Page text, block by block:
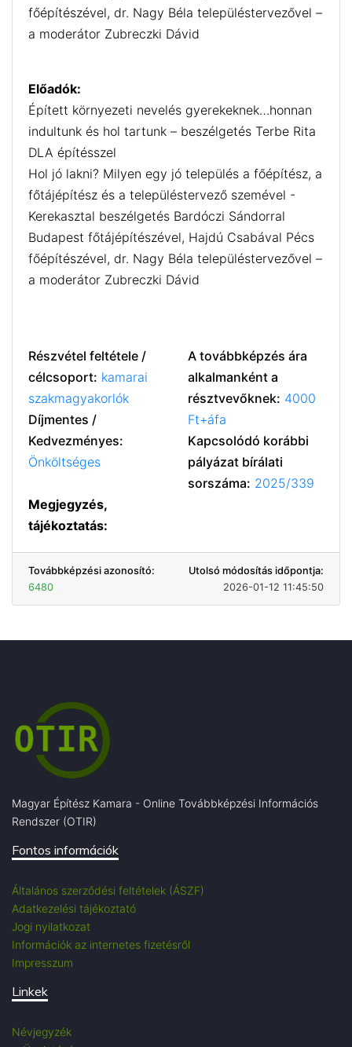
főépítészével, dr. Nagy Béla településtervezővel –
a moderátor Zubreczki Dávid
Előadók:
Épített környezeti nevelés gyerekeknek…honnan
indultunk és hol tartunk – beszélgetés Terbe Rita
DLA építésszel
Hol jó lakni? Milyen egy jó település a főépítész, a
főtájépítész és a településtervező szemével -
Kerekasztal beszélgetés Bardóczi Sándorral
Budapest főtájépítészével, Hajdú Csabával Pécs
főépítészével, dr. Nagy Béla településtervezővel –
a moderátor Zubreczki Dávid
Részvétel feltétele /
célcsoport: kamarai
szakmagyakorlók
Díjmentes /
Kedvezményes:
Önköltséges
A továbbképzés ára
alkalmanként a
résztvevőknek: 4000
Ft+áfa
Kapcsolódó korábbi
pályázat bírálati
sorszáma: 2025/339
Megjegyzés,
tájékoztatás:
Továbbképzési azonosító:
6480
Utolsó módosítás időpontja:
2026-01-12 11:45:50
Magyar Építész Kamara - Online Továbbképzési Információs
Rendszer (OTIR)
Fontos információk
Általános szerződési feltételek (ÁSZF)
Adatkezelési tájékoztató
Jogi nyilatkozat
Információk az internetes fizetésről
Impresszum
Linkek
Névjegyzék